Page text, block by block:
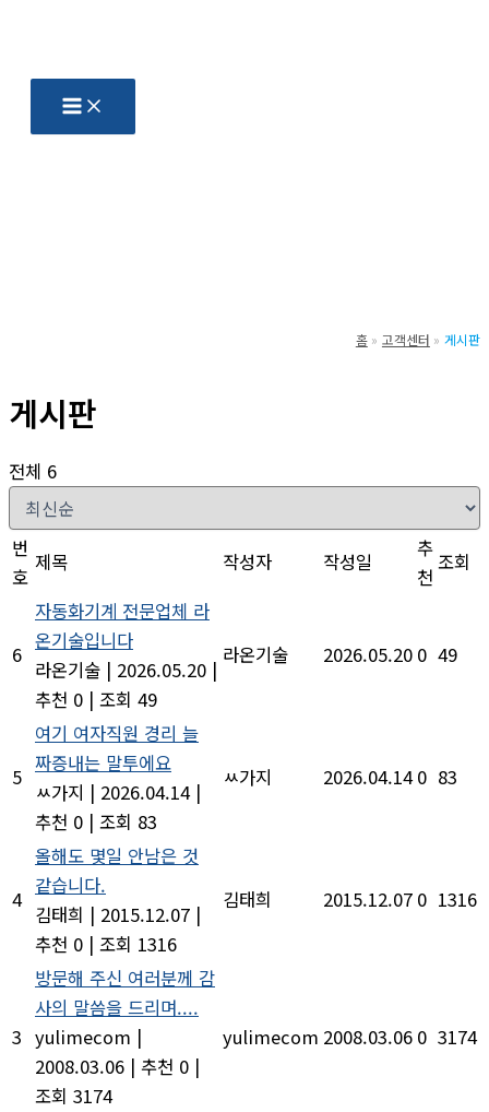
홈 고객센터 게시판
게시판
전체 6
번
호
제목 작성자 작성일
추
천
조회
6
자동화기계 전문업체 라
온기술입니다
라온기술 | 2026.05.20 |
추천 0 | 조회 49
라온기술 2026.05.20 0 49
5
여기 여자직원 경리 늘
짜증내는 말투에요
ㅆ가지 | 2026.04.14 |
추천 0 | 조회 83
ㅆ가지 2026.04.14 0 83
4
올해도 몇일 안남은 것
같습니다.
김태희 | 2015.12.07 |
추천 0 | 조회 1316
김태희 2015.12.07 0 1316
3
방문해 주신 여러분께 감
사의 말씀을 드리며....
yulimecom |
2008.03.06 | 추천 0 |
조회 3174
yulimecom 2008.03.06 0 3174